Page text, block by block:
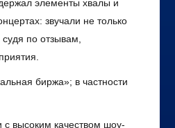
элементы хвалы и
звучали не только
по отзывам,
биржа»; в частности
высоким качеством шоу-